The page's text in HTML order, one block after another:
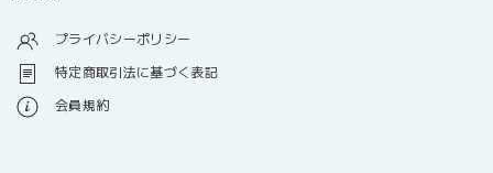
プライバシーポリシー
特定商取引法に基づく表記
会員規約